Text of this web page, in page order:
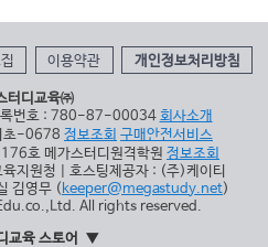
이용약관 개인정보처리방침
터디교육㈜
록번호 : 780-87-00034 회사소개
초-0678 정보조회 구매안전서비스
호 메가스터디원격학원 정보조회
지원청 | 호스팅제공자 : (주)케이티
김영무 ( keeper@megastudy.net)
All rights reserved.
교육 스토어